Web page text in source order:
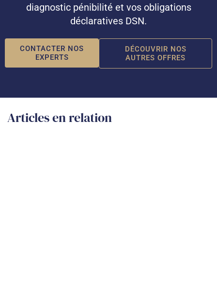
diagnostic pénibilité et vos obligations
déclaratives DSN.
CONTACTER NOS
EXPERTS
DÉCOUVRIR NOS
AUTRES OFFRES
Articles en relation